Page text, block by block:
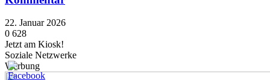
22. Januar 2026
0 628
Jetzt am Kiosk!
Soziale Netzwerke
Werbung